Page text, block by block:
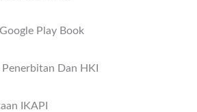
Play Book
Dan HKI
IKAPI